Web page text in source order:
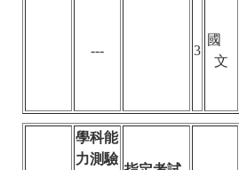
--- 3
國
文
學科能
力測驗